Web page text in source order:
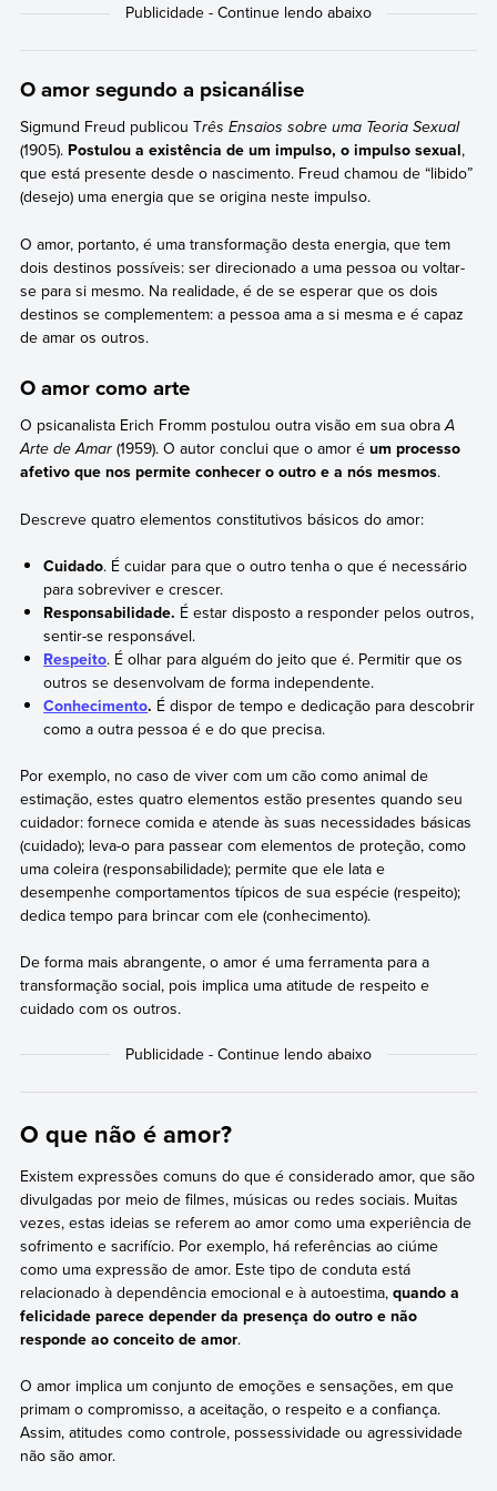
O amor segundo a psicanálise
Sigmund Freud publicou Três Ensaios sobre uma Teoria Sexual
(1905). Postulou a existência de um impulso, o impulso sexual,
que está presente desde o nascimento. Freud chamou de “libido”
(desejo) uma energia que se origina neste impulso.
O amor, portanto, é uma transformação desta energia, que tem
dois destinos possíveis: ser direcionado a uma pessoa ou voltar-
se para si mesmo. Na realidade, é de se esperar que os dois
destinos se complementem: a pessoa ama a si mesma e é capaz
de amar os outros.
O amor como arte
O psicanalista Erich Fromm postulou outra visão em sua obraA
Arte de Amar(1959). O autor conclui que o amor é um processo
afetivo que nos permite conhecer o outro e a nós mesmos.
Descreve quatro elementos constitutivos básicos do amor:
Cuidado. É cuidar para que o outro tenha o que é necessário
para sobreviver e crescer.
Responsabilidade. É estar disposto a responder pelos outros,
sentir-se responsável.
Respeito. É olhar para alguém do jeito que é. Permitir que os
outros se desenvolvam de forma independente.
Conhecimento. É dispor de tempo e dedicação para descobrir
como a outra pessoa é e do que precisa.
Por exemplo, no caso de viver com um cão como animal de
estimação, estes quatro elementos estão presentes quando seu
cuidador: fornece comida e atende às suas necessidades básicas
(cuidado); leva-o para passear com elementos de proteção, como
uma coleira (responsabilidade); permite que ele lata e
desempenhe comportamentos típicos de sua espécie (respeito);
dedica tempo para brincar com ele (conhecimento).
De forma mais abrangente, o amor é uma ferramenta para a
transformação social, pois implica uma atitude de respeito e
cuidado com os outros.
O que não é amor?
Existem expressões comuns do que é considerado amor, que são
divulgadas por meio de filmes, músicas ou redes sociais. Muitas
vezes, estas ideias se referem ao amor como uma experiência de
sofrimento e sacrifício. Por exemplo, há referências ao ciúme
como uma expressão de amor. Este tipo de conduta está
relacionado à dependência emocional e à autoestima, quando a
felicidade parece depender da presença do outro e não
responde ao conceito de amor.
O amor implica um conjunto de emoções e sensações, em que
primam o compromisso, a aceitação, o respeito e a confiança.
Assim, atitudes como controle, possessividade ou agressividade
não são amor.